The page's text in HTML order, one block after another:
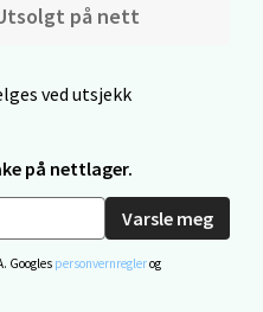
på nett
ved utsjekk
på nettlager.
Varsle meg
Googles personvernreglerog
Malmporten